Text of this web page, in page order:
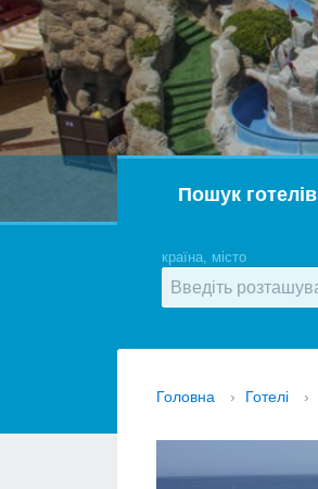
Пошук готелів
країна, місто
Головна › Готелі ›